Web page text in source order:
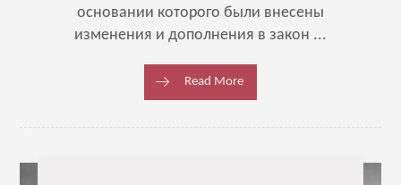
основании которого были внесены
изменения и дополнения в закон ...
Read More